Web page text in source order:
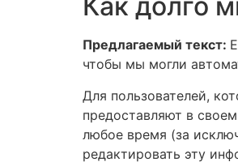
Предлагаемый текст:
чтобы мы могли
Для пользователей,
предоставляют в
любое время (за
редактировать эту